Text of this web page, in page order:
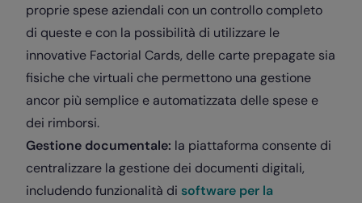
proprie spese aziendali con un controllo completo
di queste e con la possibilità di utilizzare le
innovative Factorial Cards, delle carte prepagate sia
fisiche che virtuali che permettono una gestione
ancor più semplice e automatizzata delle spese e
dei rimborsi.
Gestione documentale: la piattaforma consente di
centralizzare la gestione dei documenti digitali,
includendo funzionalità di software per la